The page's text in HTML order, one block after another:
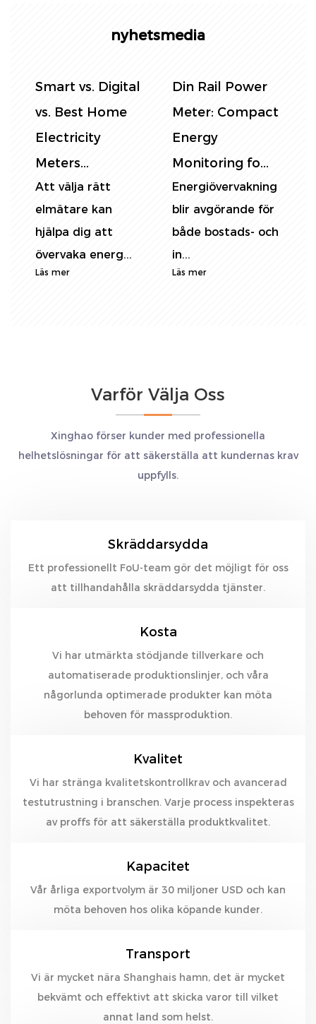
nyhetsmedia
Din Rail Power
Meter: Compact
Energy
Monitoring fo...
Energiövervakning
blir avgörande för
både bostads- och
in...
Läs mer
Kontroll av
elförbrukning:
DIN RAIL
ENERGY METER
V...
Entt mäta
energiförbrukning
exakt är viktigt i
olika sekt...
Varför Välja Oss
Xinghao förser kunder med professionella
helhetslösningar för att säkerställa att kundernas krav
uppfylls.
Skräddarsydda
Ett professionellt FoU-team gör det möjligt för oss
att tillhandahålla skräddarsydda tjänster.
Kosta
Vi har utmärkta stödjande tillverkare och
automatiserade produktionslinjer, och våra
någorlunda optimerade produkter kan möta
behoven för massproduktion.
Kvalitet
Vi har stränga kvalitetskontrollkrav och avancerad
testutrustning i branschen. Varje process inspekteras
av proffs för att säkerställa produktkvalitet.
Kapacitet
Vår årliga exportvolym är 30 miljoner USD och kan
möta behoven hos olika köpande kunder.
Transport
Vi är mycket nära Shanghais hamn, det är mycket
bekvämt och effektivt att skicka varor till vilket
annat land som helst.